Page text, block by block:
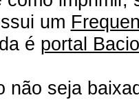
um
é portal
não seja